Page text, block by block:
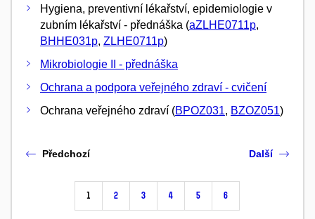
Hygiena, preventivní lékařství, epidemiologie v
zubním lékařství - přednáška (aZLHE0711p,
BHHE031p, ZLHE0711p)
Mikrobiologie II - přednáška
Ochrana a podpora veřejného zdraví - cvičení
Ochrana veřejného zdraví (BPOZ031, BZOZ051)
Předchozí
1 2 3 4 5 6
Další